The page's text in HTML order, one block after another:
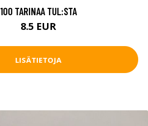
100 TARINAA TUL:STA
8.5 EUR
LISÄTIETOJA